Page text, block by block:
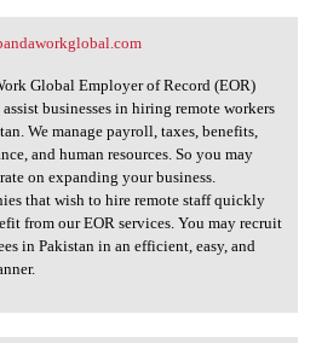
Global Employer of Record (EOR)
assist businesses in hiring remote workers
We manage payroll, taxes, benefits,
and human resources. So you may
on expanding your business.
that wish to hire remote staff quickly
from our EOR services. You may recruit
in Pakistan in an efficient, easy, and